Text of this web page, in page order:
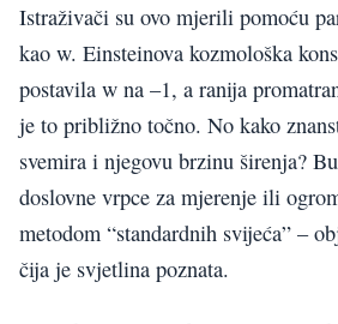
Istraživači su ovo mjerili pomoću
kao w. Einsteinova kozmološka
postavila w na –1, a ranija
je to približno točno. No kako
svemira i njegovu brzinu širenja?
doslovne vrpce za mjerenje ili
metodom “standardnih svijeća” –
čija je svjetlina poznata.